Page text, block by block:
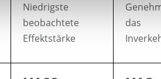
Niedrigste
beobachtete
Effektstärke
das